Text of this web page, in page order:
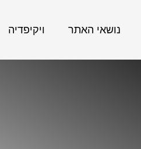
נושאי האתר ויקיפדיה